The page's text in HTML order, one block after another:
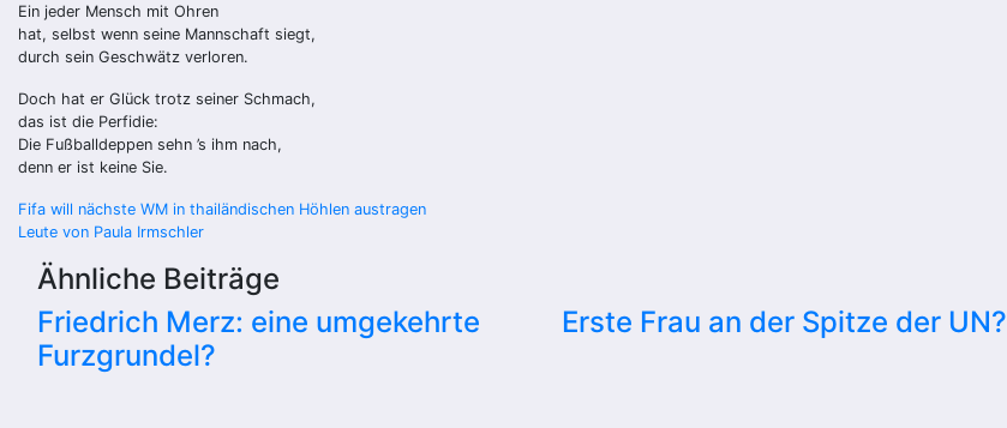
Ein jeder Mensch mit Ohren
hat, selbst wenn seine Mannschaft siegt,
durch sein Geschwätz verloren.
Doch hat er Glück trotz seiner Schmach,
das ist die Perfidie:
Die Fußballdeppen sehn ’s ihm nach,
denn er ist keine Sie.
Beitragsnavigation
Fifa will nächste WM in thailändischen Höhlen austragen
Leute von Paula Irmschler
Ähnliche Beiträge
Friedrich Merz: eine umgekehrte
Furzgrundel?
Erste Frau an der Spitze der UN?